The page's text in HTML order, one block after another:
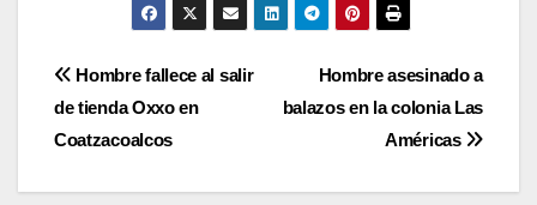
Navegación
de
entradas
Hombre asesinado a
balazos en la colonia Las
Américas
Hombre fallece al salir
de tienda Oxxo en
Coatzacoalcos